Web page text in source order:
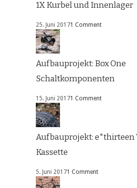
1X Kurbel und Innenlager
25. Juni 20171 Comment
Aufbauprojekt: Box One
Schaltkomponenten
15. Juni 20171 Comment
Aufbauprojekt: e*thirteen
Kassette
5. Juni 20171 Comment